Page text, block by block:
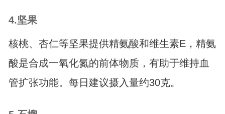
4.坚果
核桃、杏仁等坚果提供精氨酸和维生素E，精氨
酸是合成一氧化氮的前体物质，有助于维持血
管扩张功能。每日建议摄入量约30克。